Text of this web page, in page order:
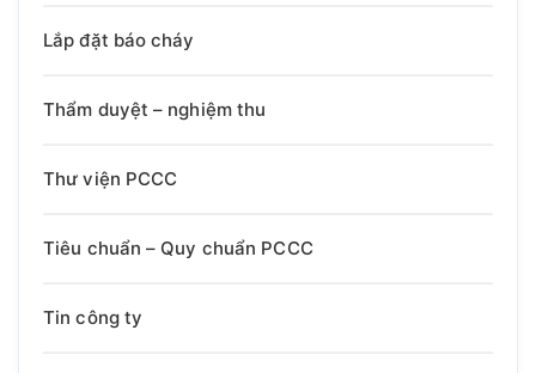
Lắp đặt báo cháy
Thẩm duyệt – nghiệm thu
Thư viện PCCC
Tiêu chuẩn – Quy chuẩn PCCC
Tin công ty